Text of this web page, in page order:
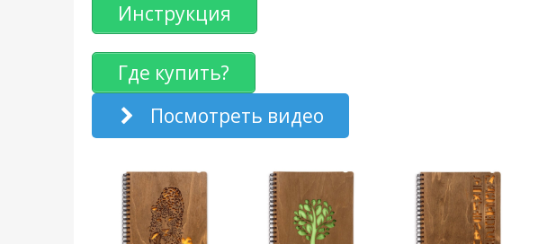
Инструкция
Где купить?
Посмотреть видео